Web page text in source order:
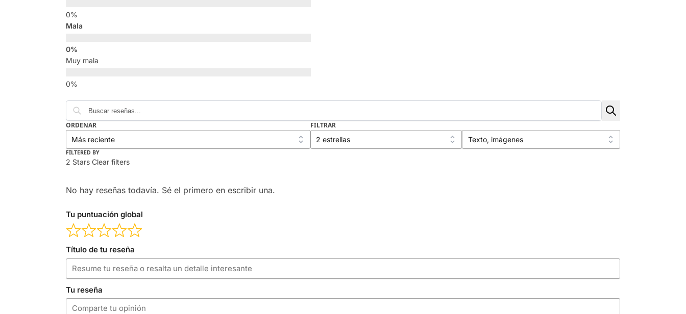
Mala
Muy mala
ORDENAR FILTRAR
FILTERED BY
2 Stars Clear filters
No hay reseñas todavía. Sé el primero en escribir una.
Tu puntuación global
Título de tu reseña
Tu reseña